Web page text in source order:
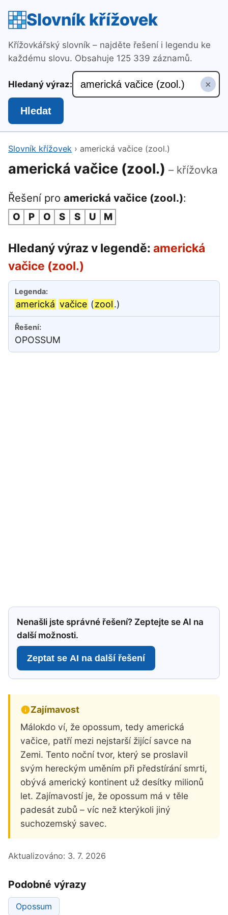
Slovník křížovek
Křížovkářský slovník – najděte řešení i legendu ke
každému slovu. Obsahuje 125 339 záznamů.
Hledaný výraz: ×
Hledat
Slovník křížovek › americká vačice (zool.)
americká vačice (zool.) – křížovka
Řešení pro americká vačice (zool.):
O P O S S U M
Hledaný výraz v legendě: americká
vačice (zool.)
americká vačice (zool.)
OPOSSUM
Nenašli jste správné řešení? Zeptejte se AI na
další možnosti.
Zeptat se AI na další řešení
Zajímavost
Málokdo ví, že opossum, tedy americká
vačice, patří mezi nejstarší žijící savce na
Zemi. Tento noční tvor, který se proslavil
svým hereckým uměním při předstírání smrti,
obývá americký kontinent už desítky milionů
let. Zajímavostí je, že opossum má v těle
padesát zubů – víc než kterýkoli jiný
suchozemský savec.
Aktualizováno: 3. 7. 2026
Podobné výrazy
Opossum